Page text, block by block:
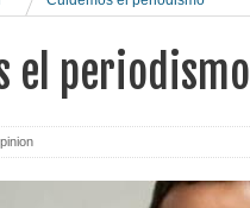
el periodismo